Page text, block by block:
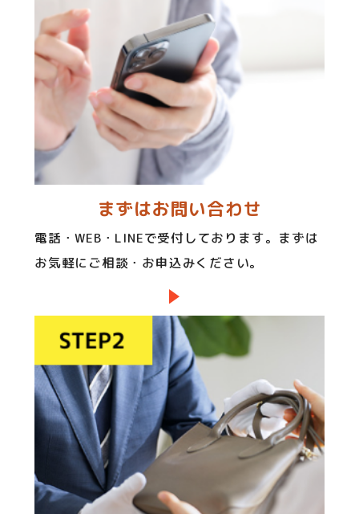
まずはお問い合わせ
電話・WEB・LINEで受付しております。まずは
お気軽にご相談・お申込みください。